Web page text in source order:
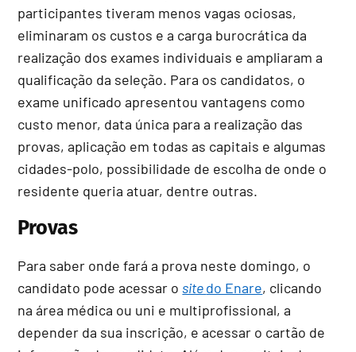
participantes tiveram menos vagas ociosas,
eliminaram os custos e a carga burocrática da
realização dos exames individuais e ampliaram a
qualificação da seleção. Para os candidatos, o
exame unificado apresentou vantagens como
custo menor, data única para a realização das
provas, aplicação em todas as capitais e algumas
cidades-polo, possibilidade de escolha de onde o
residente queria atuar, dentre outras.
Provas
Para saber onde fará a prova neste domingo, o
candidato pode acessar o sitedo Enare, clicando
na área médica ou uni e multiprofissional, a
depender da sua inscrição, e acessar o cartão de